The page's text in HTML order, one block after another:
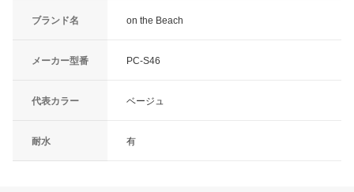
ブランド名 on the Beach
メーカー型番 PC-S46
代表カラー ベージュ
耐水 有